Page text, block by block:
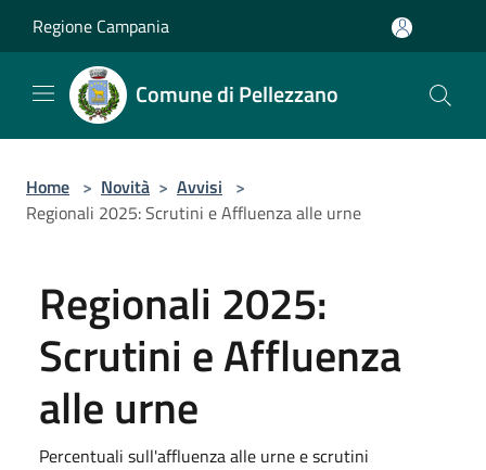
Regione Campania
Comune di Pellezzano
Home > Novità > Avvisi >
Regionali 2025: Scrutini e Affluenza alle urne
Regionali 2025:
Scrutini e Affluenza
alle urne
Percentuali sull'affluenza alle urne e scrutini